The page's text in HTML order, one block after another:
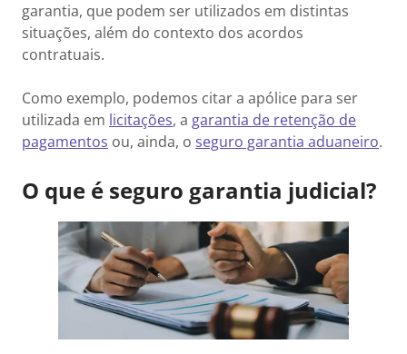
garantia, que podem ser utilizados em distintas
situações, além do contexto dos acordos
contratuais.
Como exemplo, podemos citar a apólice para ser
utilizada em licitações, a garantia de retenção de
pagamentos ou, ainda, o seguro garantia aduaneiro.
O que é seguro garantia judicial?